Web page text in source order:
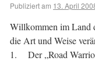
Publiziert am 13. April
Willkommen im Land
die Art und Weise
1. Der „Road